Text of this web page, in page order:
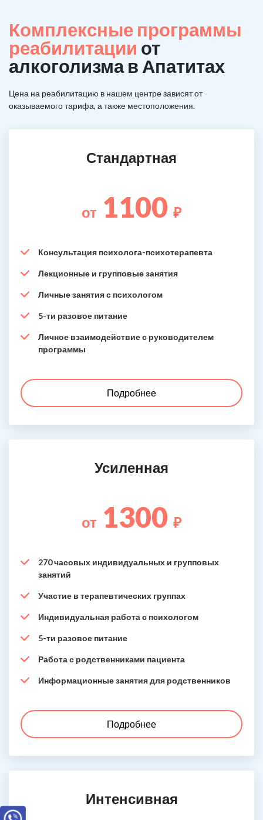
Комплексные программы
реабилитации от
алкоголизма в Апатитах
Цена на реабилитацию в нашем центре зависят от
оказываемого тарифа, а также местоположения.
Стандартная
от 1100 ₽
Консультация психолога-психотерапевта
Лекционные и групповые занятия
Личные занятия с психологом
5-ти разовое питание
Личное взаимодействие с руководителем
программы
Подробнее
Усиленная
от 1300 ₽
270 часовых индивидуальных и групповых
занятий
Участие в терапевтических группах
Индивидуальная работа с психологом
5-ти разовое питание
Работа с родственниками пациента
Информационные занятия для родственников
Подробнее
Интенсивная